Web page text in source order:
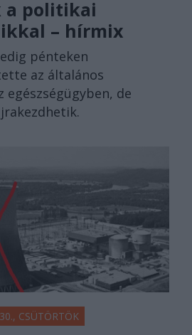
a politikai
– hírmix
pénteken
az általános
egészségügyben, de
CSÜTÖRTÖK